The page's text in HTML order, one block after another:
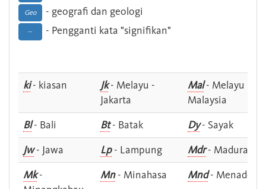
Geo - geografi dan geologi
-- - Pengganti kata "signifikan"
ki- kiasan Jk- Melayu -
Jakarta
Mal- Melayu -
Malaysia
Bl- Bali Bt- Batak Dy- Sayak
Jw- Jawa Lp- Lampung Mdr- Madura
Mk-
Mn- Minahasa Mnd- Menado